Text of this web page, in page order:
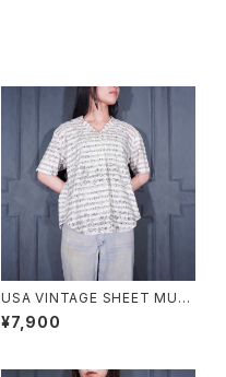
USA VINTAGE SHEET MUSI
C PATTERNED OPEN COLL
AR DESIGN HALF SLEEVE S
¥7,900